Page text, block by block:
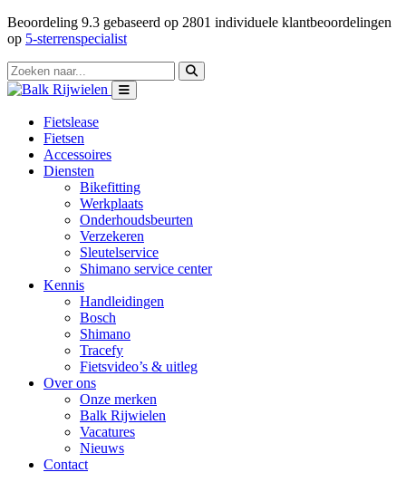
Beoordeling 9.3 gebaseerd op 2801 individuele klantbeoordelingen
op 5-sterrenspecialist
Fietslease
Fietsen
Accessoires
Diensten
Bikefitting
Werkplaats
Onderhoudsbeurten
Verzekeren
Sleutelservice
Shimano service center
Kennis
Handleidingen
Bosch
Shimano
Tracefy
Fietsvideo’s & uitleg
Over ons
Onze merken
Balk Rijwielen
Vacatures
Nieuws
Contact